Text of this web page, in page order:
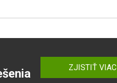
ZJISTIŤ VIAC